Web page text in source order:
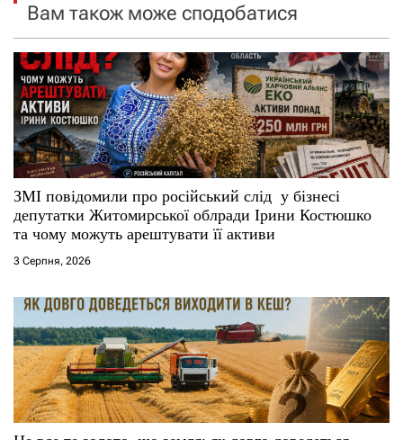
а
п
и
с
і
в
Вам також може сподобатися
ЗМІ повідомили про російський слід у бізнесі
депутатки Житомирської облради Ірини Костюшко
та чому можуть арештувати її активи
3 Серпня, 2026